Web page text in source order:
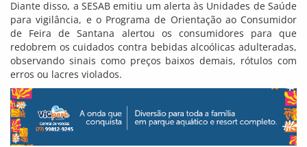
Diante disso, a SESAB emitiu um alerta às Unidades de Saúde
para vigilância, e o Programa de Orientação ao Consumidor
de Feira de Santana alertou os consumidores para que
redobrem os cuidados contra bebidas alcoólicas adulteradas,
observando sinais como preços baixos demais, rótulos com
erros ou lacres violados.